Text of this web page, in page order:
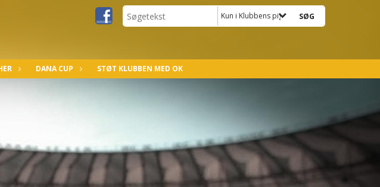
Kun i Klubbens pigehold
DANA CUP STØT KLUBBEN MED OK